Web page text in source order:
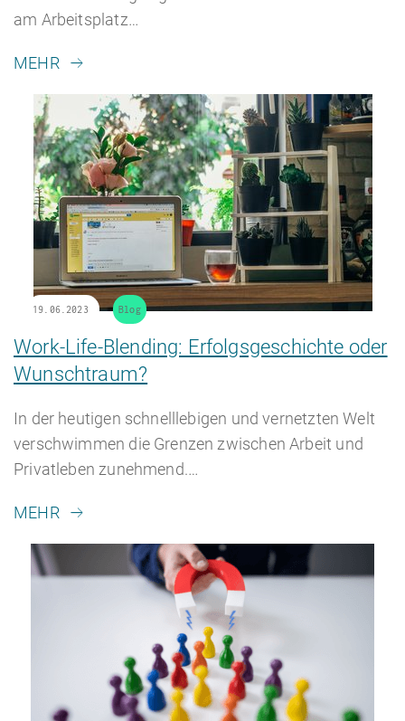
am Arbeitsplatz…
MEHR
19.06.2023 Blog
Work-Life-Blending: Erfolgsgeschichte oder
Wunschtraum?
In der heutigen schnelllebigen und vernetzten Welt
verschwimmen die Grenzen zwischen Arbeit und
Privatleben zunehmend.…
MEHR